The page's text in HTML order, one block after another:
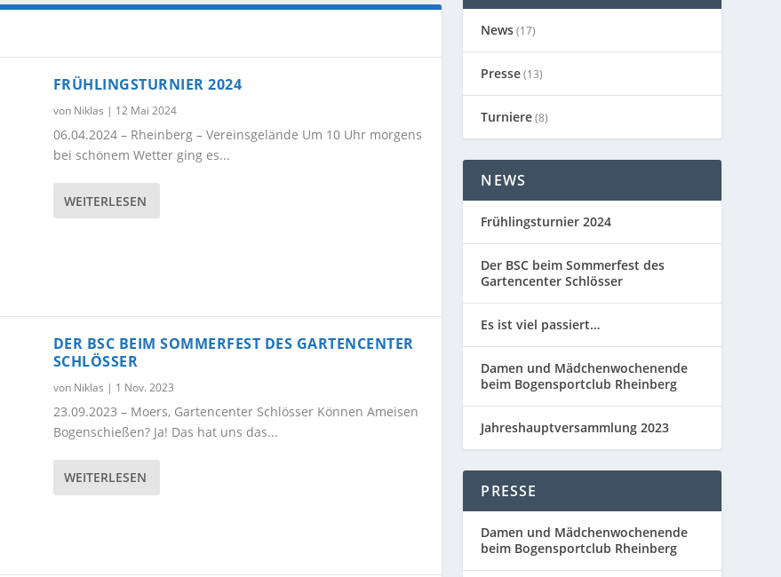
FRÜHLINGSTURNIER 2024
von Niklas | 12 Mai 2024
06.04.2024 – Rheinberg – Vereinsgelände Um 10 Uhr morgens
bei schönem Wetter ging es...
WEITERLESEN
DER BSC BEIM SOMMERFEST DES GARTENCENTER
SCHLÖSSER
von Niklas | 1 Nov. 2023
23.09.2023 – Moers, Gartencenter Schlösser Können Ameisen
Bogenschießen? Ja! Das hat uns das...
WEITERLESEN
News(17)
Presse(13)
Turniere(8)
NEWS
Frühlingsturnier 2024
Der BSC beim Sommerfest des
Gartencenter Schlösser
Es ist viel passiert…
Damen und Mädchenwochenende
beim Bogensportclub Rheinberg
Jahreshauptversammlung 2023
PRESSE
Damen und Mädchenwochenende
beim Bogensportclub Rheinberg